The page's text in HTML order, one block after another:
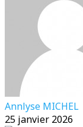
Annlyse MICHEL
25 janvier 2026